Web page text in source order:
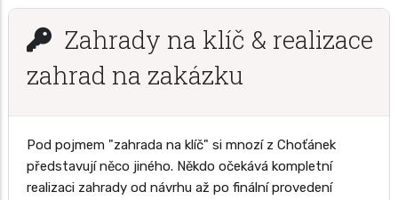
Zahrady na klíč & realizace
zahrad na zakázku
Pod pojmem "zahrada na klíč" si mnozí z Choťánek
představují něco jiného. Někdo očekává kompletní
realizaci zahrady od návrhu až po finální provedení